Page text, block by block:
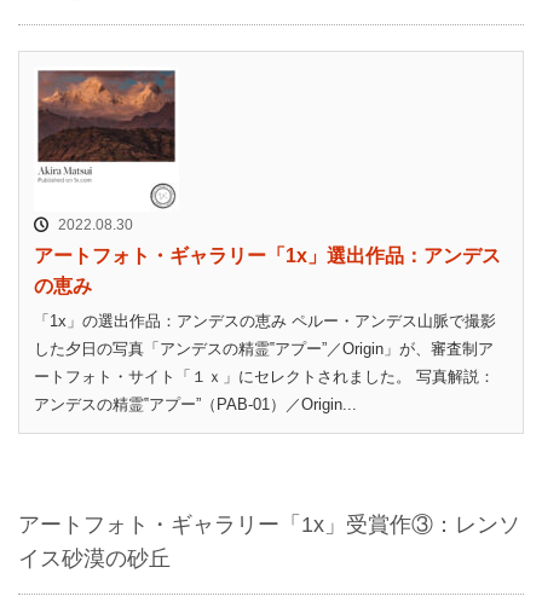
2022.08.30
アートフォト・ギャラリー「1x」選出作品：アンデス
の恵み
「1x」の選出作品：アンデスの恵み ペルー・アンデス山脈で撮影
した夕日の写真「アンデスの精霊‟アプー”／Origin」が、審査制ア
ートフォト・サイト「１ｘ」にセレクトされました。 写真解説：
アンデスの精霊‟アプー”（PAB-01）／Origin...
アートフォト・ギャラリー「1x」受賞作③：レンソ
イス砂漠の砂丘